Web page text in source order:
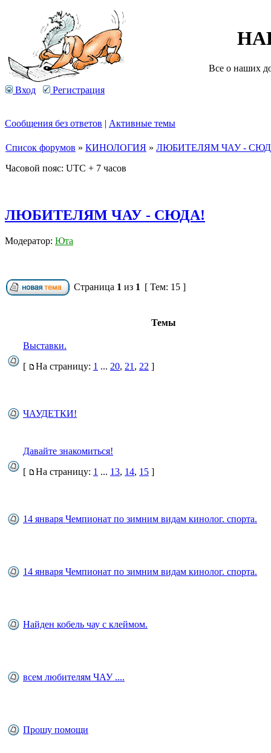
Все о наших
Вход Регистрация
Сообщения без ответов | Активные темы
Список форумов » КИНОЛОГИЯ » ЛЮБИТЕЛЯМ ЧАУ -
Часовой пояс: UTC + 7 часов
ЛЮБИТЕЛЯМ ЧАУ - СЮДА!
Модератор: Юта
Страница 1 из 1 [ Тем: 15 ]
Темы
Выставки.
[
На страницу: 1 ... 20, 21 , 22 ]
ЧАУДЕТКИ!
Давайте знакомиться!
[
На страницу: 1 ... 13, 14, 15 ]
14 января Чемпионат по зимним видам кинолог. спорта.
14 января Чемпионат по зимним видам кинолог. спорта.
Найден кобель чау с клеймом.
всем любителям ЧАУ ....
Прошу помощи